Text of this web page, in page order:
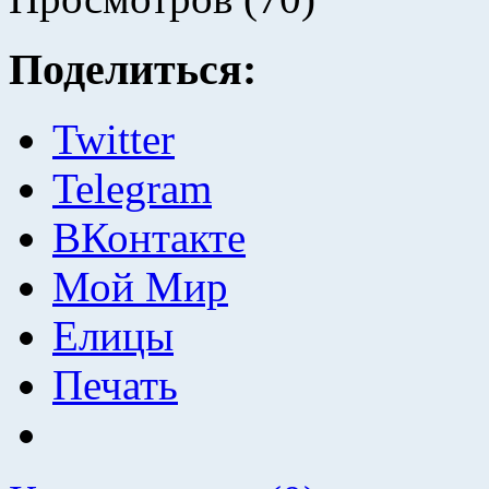
Поделиться:
Twitter
Telegram
ВКонтакте
Мой Мир
Елицы
Печать